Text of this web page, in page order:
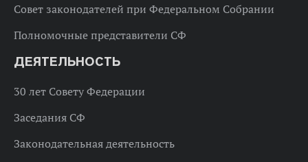
Совет законодателей при Федеральном Собрании
Полномочные представители СФ
ДЕЯТЕЛЬНОСТЬ
30 лет Совету Федерации
Заседания СФ
Законодательная деятельность